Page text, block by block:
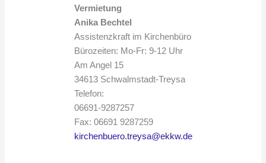
Vermietung
Anika Bechtel
Assistenzkraft im Kirchenbüro
Bürozeiten: Mo-Fr: 9-12 Uhr
Am Angel 15
34613 Schwalmstadt-Treysa
Telefon:
06691-9287257
Fax: 06691 9287259
kirchenbuero.treysa@ekkw.de